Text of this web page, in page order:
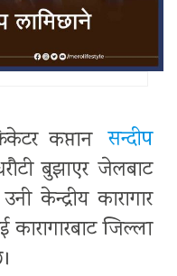
कप्तान सन्दीप
बुझाएर जेलबाट
केन्द्रीय कारागार
कारागारबाट जिल्ला